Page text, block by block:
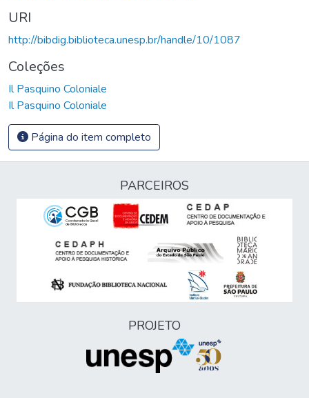
URI
http://bibdig.biblioteca.unesp.br/handle/10/1087
Coleções
Il Pasquino Coloniale
Il Pasquino Coloniale
Página do item completo
PARCEIROS
PROJETO